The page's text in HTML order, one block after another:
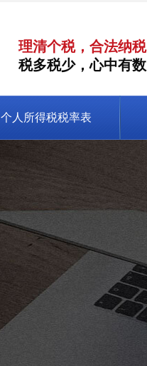
理清个税，合法纳税
税多税少，心中有数
个人所得税税率表